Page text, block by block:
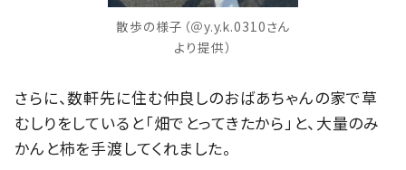
散歩の様子（＠y.y.k.0310さん
より提供）
さらに、数軒先に住む仲良しのおばあちゃんの家で草
むしりをしていると「畑でとってきたから」と、大量のみ
かんと柿を手渡してくれました。